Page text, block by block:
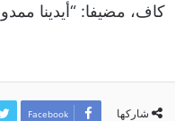
كاف، مضيفا: “أيدينا
شاركها Facebook